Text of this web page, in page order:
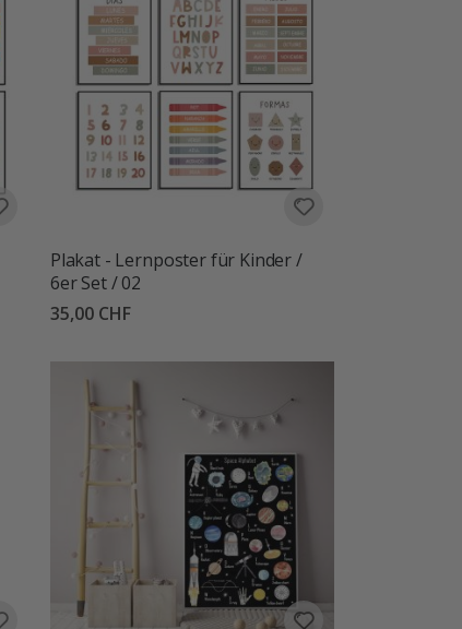
Plakat - Lernposter für Kinder /
6er Set / 02
35,00 CHF